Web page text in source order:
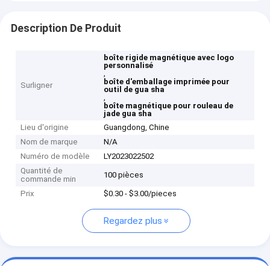
Description De Produit
Surligner
boîte rigide magnétique avec logo
personnalisé
,
boîte d'emballage imprimée pour
outil de gua sha
,
boîte magnétique pour rouleau de
jade gua sha
Lieu d'origine
Guangdong, Chine
Nom de marque
N/A
Numéro de modèle
LY2023022502
Quantité de
commande min
100 pièces
Prix $0.30 - $3.00/pieces
Regardez plus